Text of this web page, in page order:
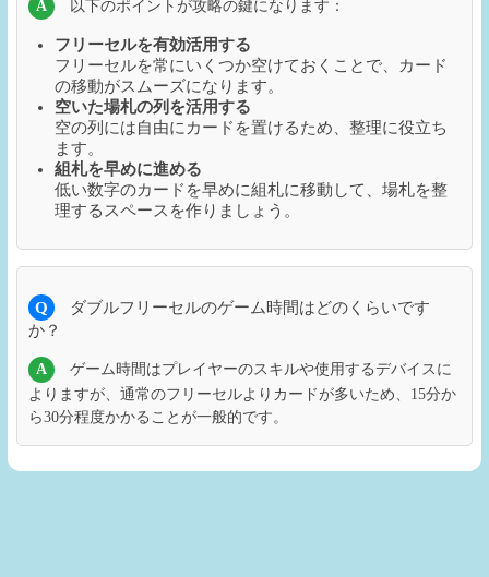
A 以下のポイントが攻略の鍵になります：
フリーセルを有効活用する
フリーセルを常にいくつか空けておくことで、カード
の移動がスムーズになります。
空いた場札の列を活用する
空の列には自由にカードを置けるため、整理に役立ち
ます。
組札を早めに進める
低い数字のカードを早めに組札に移動して、場札を整
理するスペースを作りましょう。
Q
ダブルフリーセルのゲーム時間はどのくらいです
か？
A
ゲーム時間はプレイヤーのスキルや使用するデバイスに
よりますが、通常のフリーセルよりカードが多いため、15分か
ら30分程度かかることが一般的です。